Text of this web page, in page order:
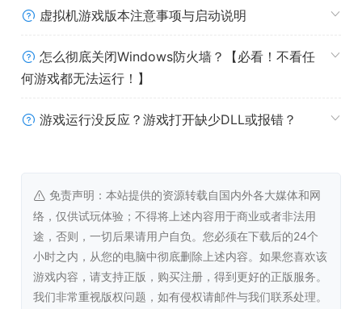
碧屿之下，这是一座郁郁葱葱的岛屿，探索岛屿之上多个独
特而充满生机的生态区域。
细节丰富，活力十足的像素画面和经典的2D俯视角，让这个
丛林、地底、湖泊、雪山各式地貌中面对危险的怪物。
虚拟机游戏版本注意事项与启动说明
怎么彻底关闭Windows防火墙？【必看！不看任
何游戏都无法运行！】
游戏运行没反应？游戏打开缺少DLL或报错？
免责声明：本站提供的资源转载自国内外各大媒体和网
络，仅供试玩体验；不得将上述内容用于商业或者非法用
途，否则，一切后果请用户自负。您必须在下载后的24个
小时之内，从您的电脑中彻底删除上述内容。如果您喜欢该
游戏内容，请支持正版，购买注册，得到更好的正版服务。
我们非常重视版权问题，如有侵权请邮件与我们联系处理。